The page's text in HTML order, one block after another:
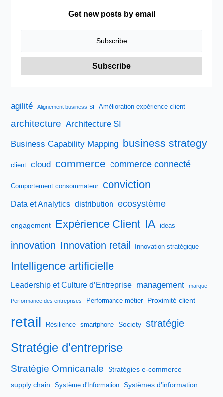
Suite
Get new posts by email
agilité Alignement business-SI Amélioration expérience client
architecture Architecture SI
Business Capability Mapping business strategy
client cloud commerce commerce connecté
Comportement consommateur conviction
Data et Analytics distribution ecosystème
engagement Expérience Client IA ideas
innovation Innovation retail Innovation stratégique
Intelligence artificielle
Leadership et Culture d’Entreprise management marque
Performance des entreprises Performance métier Proximité client
retail Résilience smartphone Society stratégie
Stratégie d'entreprise
Stratégie Omnicanale
Stratégies e-commerce
supply chain
Système d'Information Systèmes d'information